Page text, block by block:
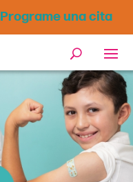
Programe una cita